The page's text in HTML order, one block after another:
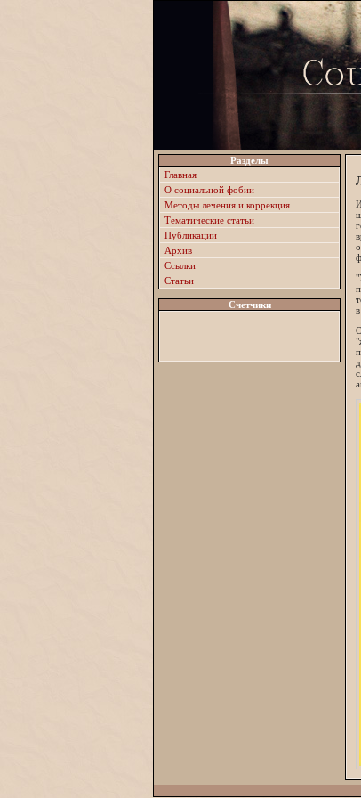
Разделы
Главная
О социальной фобии
Методы лечения и коррекция
Тематические статьи
Публикации
Архив
Ссылки
Статьи
Счетчики